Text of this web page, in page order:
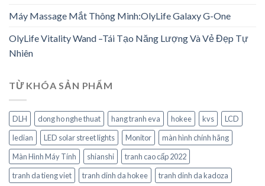
Máy Massage Mắt Thông Minh:OlyLife Galaxy G-One
OlyLife Vitality Wand –Tái Tạo Năng Lượng Và Vẻ Đẹp Tự
Nhiên
TỪ KHÓA SẢN PHẨM
DLH dong ho nghe thuat hang tranh eva hokee kvs
LCD
ledian
LED solar street lights Monitor
màn hình chính hãng
Màn Hình Máy Tính
shianshi
tranh cao cấp 2022
tranh da tieng viet
tranh dinh da hokee
tranh dinh da kadoza